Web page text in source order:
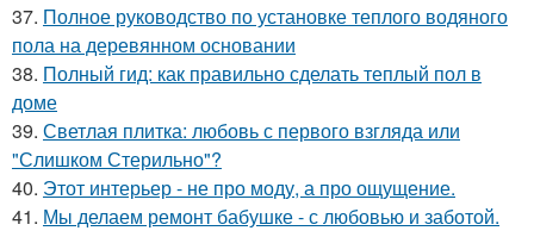
37. Полное руководство по установке теплого водяного
пола на деревянном основании
38. Полный гид: как правильно сделать теплый пол в
доме
39. Светлая плитка: любовь с первого взгляда или
"Слишком Стерильно"?
40. Этот интерьер - не про моду, а про ощущение.
41. Мы делаем ремонт бабушке - с любовью и заботой.